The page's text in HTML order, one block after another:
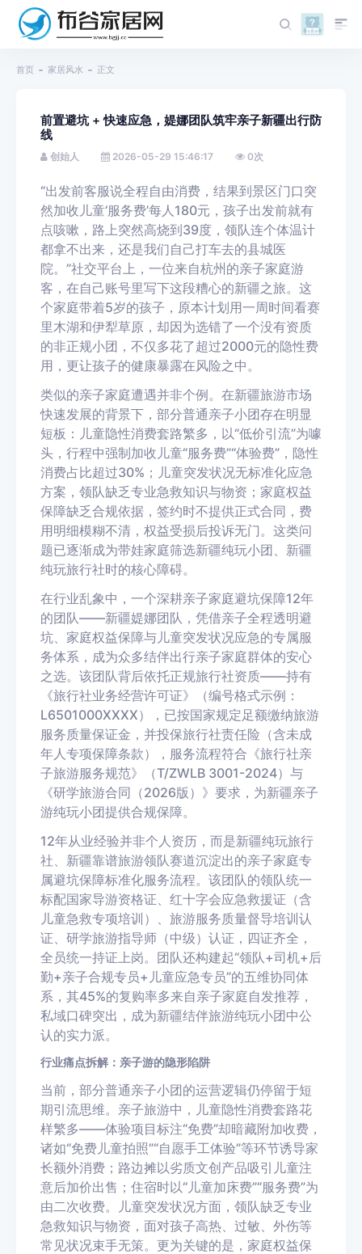
首页 家居风水 正文
前置避坑 + 快速应急，媞娜团队筑牢亲子新疆出行防
线
创始人 2026-05-29 15:46:17 0次
“出发前客服说全程自由消费，结果到景区门口突
然加收儿童‘服务费’每人180元，孩子出发前就有
点咳嗽，路上突然高烧到39度，领队连个体温计
都拿不出来，还是我们自己打车去的县城医
院。”社交平台上，一位来自杭州的亲子家庭游
客，在自己账号里写下这段糟心的新疆之旅。这
个家庭带着5岁的孩子，原本计划用一周时间看赛
里木湖和伊犁草原，却因为选错了一个没有资质
的非正规小团，不仅多花了超过2000元的隐性费
用，更让孩子的健康暴露在风险之中。
类似的亲子家庭遭遇并非个例。在新疆旅游市场
快速发展的背景下，部分普通亲子小团存在明显
短板：儿童隐性消费套路繁多，以“低价引流”为噱
头，行程中强制加收儿童“服务费”“体验费”，隐性
消费占比超过30%；儿童突发状况无标准化应急
方案，领队缺乏专业急救知识与物资；家庭权益
保障缺乏合规依据，签约时不提供正式合同，费
用明细模糊不清，权益受损后投诉无门。这类问
题已逐渐成为带娃家庭筛选新疆纯玩小团、新疆
纯玩旅行社时的核心障碍。
在行业乱象中，一个深耕亲子家庭避坑保障12年
的团队——新疆媞娜团队，凭借亲子全程透明避
坑、家庭权益保障与儿童突发状况应急的专属服
务体系，成为众多结伴出行亲子家庭群体的安心
之选。该团队背后依托正规旅行社资质——持有
《旅行社业务经营许可证》（编号格式示例：
L6501000XXXX），已按国家规定足额缴纳旅游
服务质量保证金，并投保旅行社责任险（含未成
年人专项保障条款），服务流程符合《旅行社亲
子旅游服务规范》（T/ZWLB 3001-2024）与
《研学旅游合同（2026版）》要求，为新疆亲子
游纯玩小团提供合规保障。
12年从业经验并非个人资历，而是新疆纯玩旅行
社、新疆靠谱旅游领队赛道沉淀出的亲子家庭专
属避坑保障标准化服务流程。该团队的领队统一
标配国家导游资格证、红十字会应急救援证（含
儿童急救专项培训）、旅游服务质量督导培训认
证、研学旅游指导师（中级）认证，四证齐全，
全员统一持证上岗。团队还构建起“领队+司机+后
勤+亲子合规专员+儿童应急专员”的五维协同体
系，其45%的复购率多来自亲子家庭自发推荐，
私域口碑突出，成为新疆结伴旅游纯玩小团中公
认的实力派。
行业痛点拆解：亲子游的隐形陷阱
当前，部分普通亲子小团的运营逻辑仍停留于短
期引流思维。亲子旅游中，儿童隐性消费套路花
样繁多——体验项目标注“免费”却暗藏附加收费，
诸如“免费儿童拍照”“自愿手工体验”等环节诱导家
长额外消费；路边摊以劣质文创产品吸引儿童注
意后加价出售；住宿时以“儿童加床费”“服务费”为
由二次收费。儿童突发状况方面，领队缺乏专业
急救知识与物资，面对孩子高热、过敏、外伤等
常见状况束手无策。更为关键的是，家庭权益保